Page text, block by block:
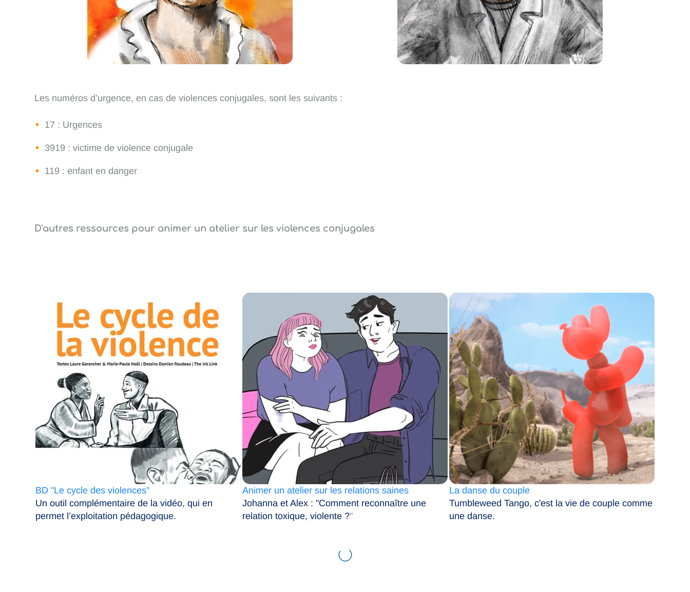
Les numéros d’urgence, en cas de violences conjugales, sont les suivants :
17 : Urgences
3919 : victime de violence conjugale
119 : enfant en danger
D'autres ressources pour animer un atelier sur les violences conjugales
BD "Le cycle des violences"
Un outil complémentaire de la vidéo, qui en
permet l’exploitation pédagogique.
Animer un atelier sur les relations saines
Johanna et Alex : "Comment reconnaître une
relation toxique, violente ?"
La danse du couple
Tumbleweed Tango, c'est la vie de couple comme
une danse.